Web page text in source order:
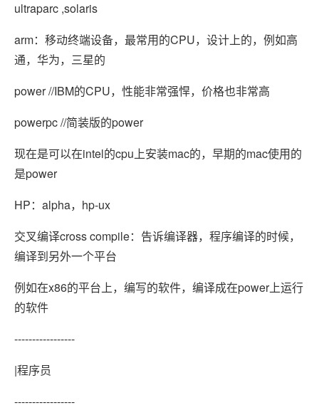
ultraparc ,solaris
arm：移动终端设备，最常用的CPU，设计上的，例如高
通，华为，三星的
power //IBM的CPU，性能非常强悍，价格也非常高
powerpc //简装版的power
现在是可以在intel的cpu上安装mac的，早期的mac使用的
是power
HP：alpha，hp-ux
交叉编译cross compile：告诉编译器，程序编译的时候，
编译到另外一个平台
例如在x86的平台上，编写的软件，编译成在power上运行
的软件
-----------------
|程序员
-----------------